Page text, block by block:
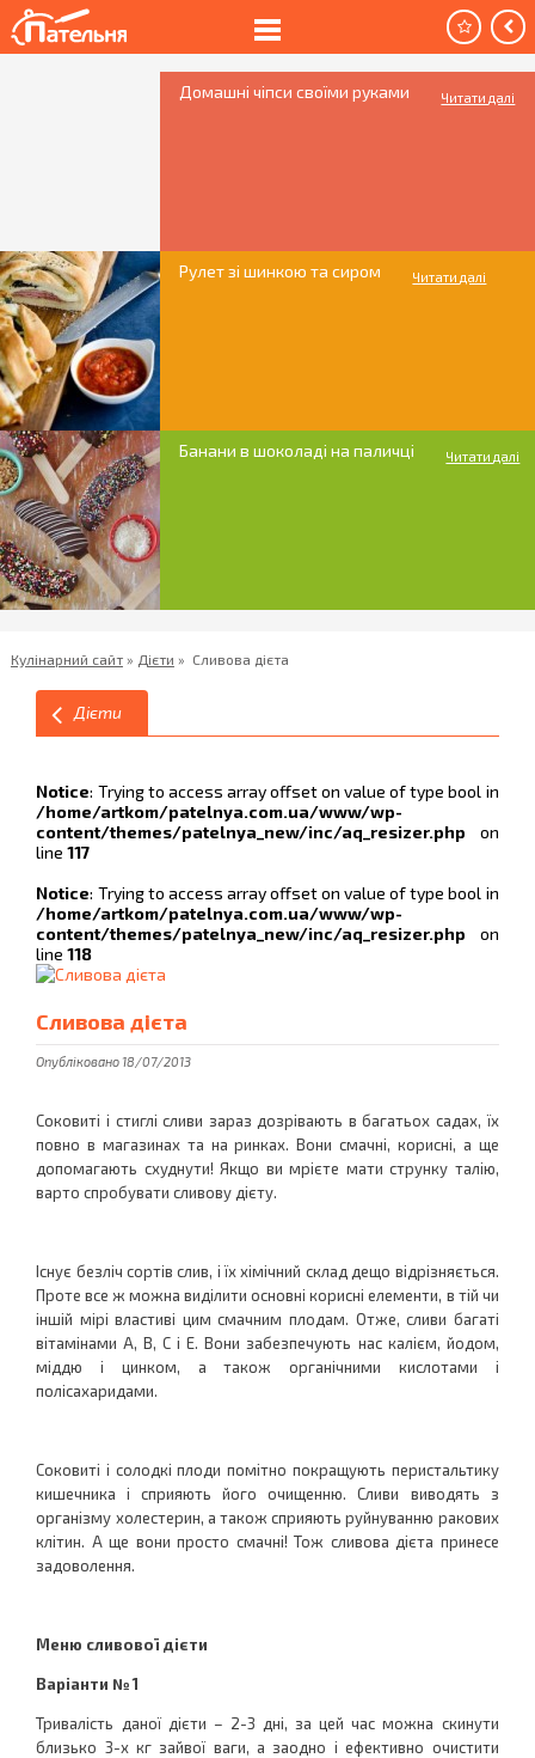
Домашні чіпси своїми руками Читати далі
Рулет зі шинкою та сиром Читати далі
Банани в шоколаді на паличці Читати далі
Кулінарний сайт» Дієти » Сливова дієта
Дієти
Notice: Trying to access array offset on value of type bool in
/home/artkom/patelnya.com.ua/www/wp-
content/themes/patelnya_new/inc/aq_resizer.php on
line117
Notice: Trying to access array offset on value of type bool in
/home/artkom/patelnya.com.ua/www/wp-
content/themes/patelnya_new/inc/aq_resizer.php on
line118
Сливова дієта
Опубліковано 18/07/2013
Соковиті і стиглі сливи зараз дозрівають в багатьох садах, їх
повно в магазинах та на ринках. Вони смачні, корисні, а ще
допомагають схуднути! Якщо ви мрієте мати струнку талію,
варто спробувати сливову дієту.
Існує безліч сортів слив, і їх хімічний склад дещо відрізняється.
Проте все ж можна виділити основні корисні елементи, в тій чи
іншій мірі властиві цим смачним плодам. Отже, сливи багаті
вітамінами А, В, С і Е. Вони забезпечують нас калієм, йодом,
міддю і цинком, а також органічними кислотами і
полісахаридами.
Соковиті і солодкі плоди помітно покращують перистальтику
кишечника і сприяють його очищенню. Сливи виводять з
організму холестерин, а також сприяють руйнуванню ракових
клітин. А ще вони просто смачні! Тож сливова дієта принесе
задоволення.
Меню сливової дієти
Варіанти № 1
Тривалість даної дієти – 2-3 дні, за цей час можна скинути
близько 3-х кг зайвої ваги, а заодно і ефективно очистити